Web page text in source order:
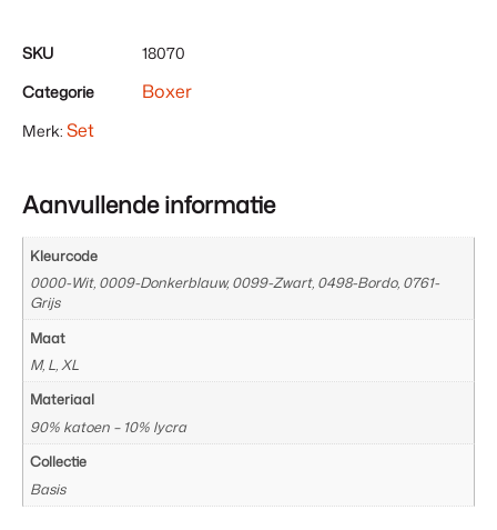
Uw
SKU
18070
Categorie
Boxer
Merk: Set
Aanvullende informatie
Kleurcode
0000-Wit, 0009-Donkerblauw, 0099-Zwart, 0498-Bordo, 0761-
Grijs
Maat
M, L, XL
Materiaal
90% katoen – 10% lycra
Collectie
Basis